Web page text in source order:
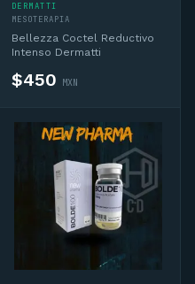
DERMATTI
MESOTERAPIA
Bellezza Coctel Reductivo
Intenso Dermatti
$450 MXN